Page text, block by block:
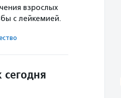
взрослых
с лейкемией.